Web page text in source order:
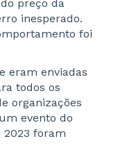
preço da
inesperado.
foi
eram enviadas
todos os
organizações
evento do
2023 foram